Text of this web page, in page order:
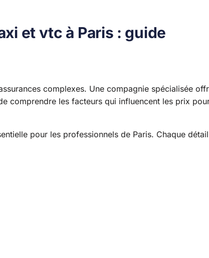
et vtc à Paris : guide
complexes. Une compagnie spécialisée
comprendre les facteurs qui influencent les prix
pour les professionnels de Paris. Chaque détail